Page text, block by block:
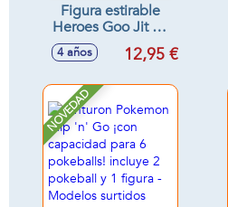
Figura estirable
Heroes Goo Jit Zu
Meteor Madness
22x15x8 cm -
4 años 12,95 €
NOVEDAD